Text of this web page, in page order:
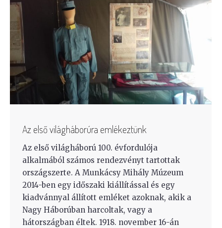
Az első világháborúra emlékeztünk
Az első világháború 100. évfordulója
alkalmából számos rendezvényt tartottak
országszerte. A Munkácsy Mihály Múzeum
2014-ben egy időszaki kiállítással és egy
kiadvánnyal állított emléket azoknak, akik a
Nagy Háborúban harcoltak, vagy a
hátországban éltek. 1918. november 16-án